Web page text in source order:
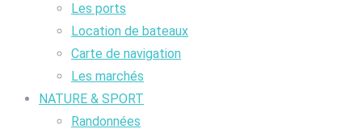
Les ports
Location de bateaux
Carte de navigation
Les marchés
NATURE & SPORT
Randonnées